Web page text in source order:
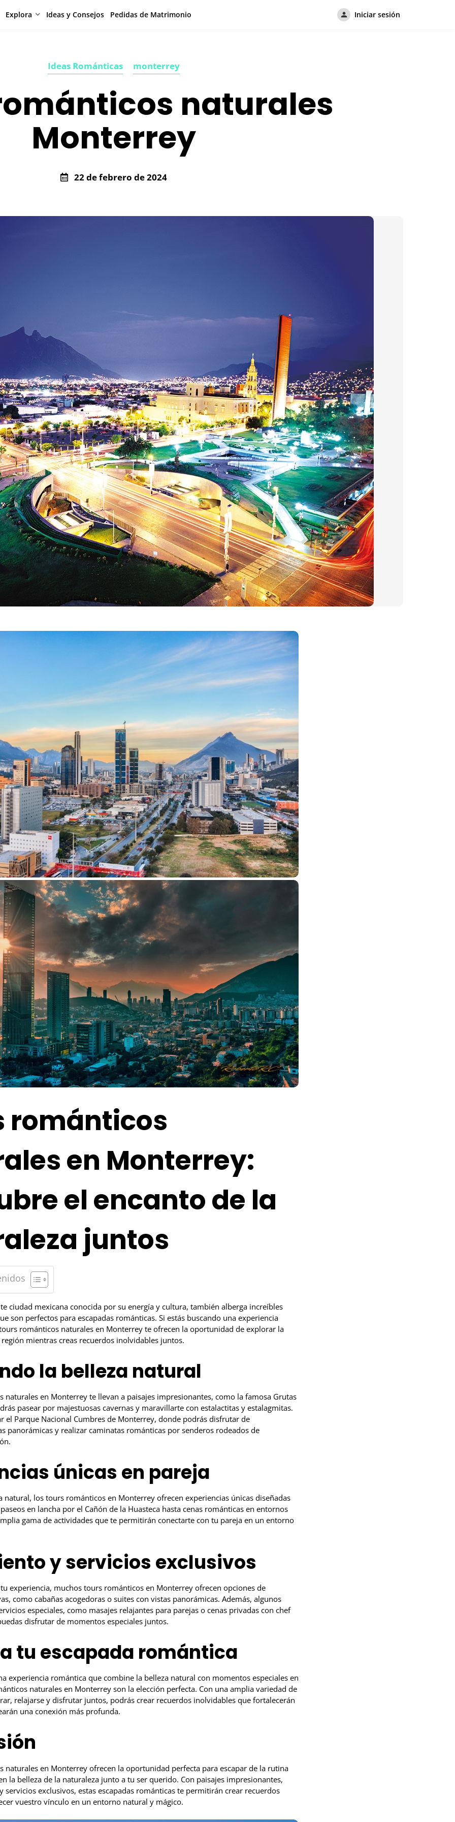
Explora Ideas y Consejos Pedidas de Matrimonio Iniciar sesión
Ideas Románticas monterrey
naturales
Monterrey
22 de febrero de 2024
románticos
en Monterrey:
el encanto de la
juntos
ciudad mexicana conocida por su energía y cultura, también alberga increíbles
son perfectos para escapadas románticas. Si estás buscando una experiencia
románticos naturales en Monterrey te ofrecen la oportunidad de explorar la
mientras creas recuerdos inolvidables juntos.
la belleza natural
naturales en Monterrey te llevan a paisajes impresionantes, como la famosa Grutas
pasear por majestuosas cavernas y maravillarte con estalactitas y estalagmitas.
el Parque Nacional Cumbres de Monterrey, donde podrás disfrutar de
panorámicas y realizar caminatas románticas por senderos rodeados de
únicas en pareja
natural, los tours románticos en Monterrey ofrecen experiencias únicas diseñadas
en lancha por el Cañón de la Huasteca hasta cenas románticas en entornos
gama de actividades que te permitirán conectarte con tu pareja en un entorno
y servicios exclusivos
experiencia, muchos tours románticos en Monterrey ofrecen opciones de
como cabañas acogedoras o suites con vistas panorámicas. Además, algunos
especiales, como masajes relajantes para parejas o cenas privadas con chef
disfrutar de momentos especiales juntos.
tu escapada romántica
experiencia romántica que combine la belleza natural con momentos especiales en
naturales en Monterrey son la elección perfecta. Con una amplia variedad de
relajarse y disfrutar juntos, podrás crear recuerdos inolvidables que fortalecerán
una conexión más profunda.
naturales en Monterrey ofrecen la oportunidad perfecta para escapar de la rutina
la belleza de la naturaleza junto a tu ser querido. Con paisajes impresionantes,
servicios exclusivos, estas escapadas románticas te permitirán crear recuerdos
vuestro vínculo en un entorno natural y mágico.